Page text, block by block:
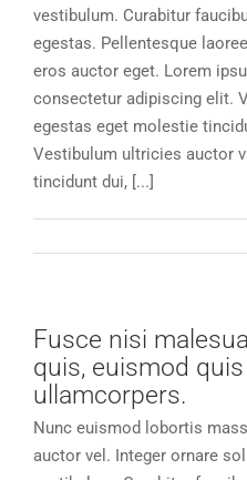
vestibulum. Curabitur
egestas. Pellentesque
eros auctor eget. Lorem
consectetur adipiscing elit.
egestas eget molestie
Vestibulum ultricies auctor
tincidunt dui, [...]
Fusce nisi
quis, euismod
ullamcorpers.
Nunc euismod lobortis
auctor vel. Integer ornare